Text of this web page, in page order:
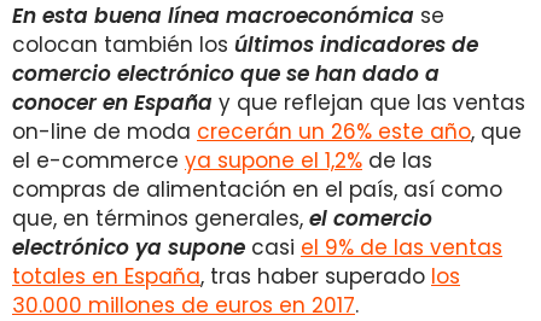
En esta buena línea macroeconómica se
colocan también los últimos indicadores de
comercio electrónico que se han dado a
conocer en España y que reflejan que las ventas
on-line de moda crecerán un 26% este año, que
el e-commerce ya supone el 1,2% de las
compras de alimentación en el país, así como
que, en términos generales, el comercio
electrónico ya supone casi el 9% de las ventas
totales en España, tras haber superado los
30.000 millones de euros en 2017.